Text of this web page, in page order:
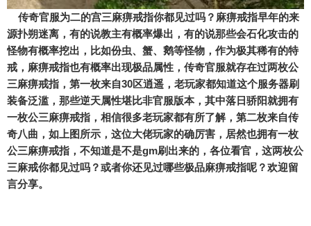
传奇官服为二的宫三麻痹戒指你都见过吗？麻痹戒指早年的来
源扑朔迷离，有的说教主有概率爆出，有的说那些会石化攻击的
怪物有概率挖出，比如份虫、蟹、鹅等怪物，作为极其稀有的特
戒，麻痹戒指也有概率出现极品属性，传奇官服就存在过两枚公
三麻痹戒指，第一枚来自30区逍遥，老玩家都知道这个服务器刷
装备泛滥，那些逆天属性堪比非官服版本，其中落日骄阳就拥有
一枚公三麻痹戒指，相信很多老玩家都有所了解，第二枚来自传
奇八曲，如上图所示，这位大佬玩家的确厉害，居然也拥有一枚
公三麻痹戒指，不知道是不是gm刷出来的，各位看官，这两枚公
三麻戒你都见过吗？或者你还见过哪些极品麻痹戒指呢？欢迎留
言分享。